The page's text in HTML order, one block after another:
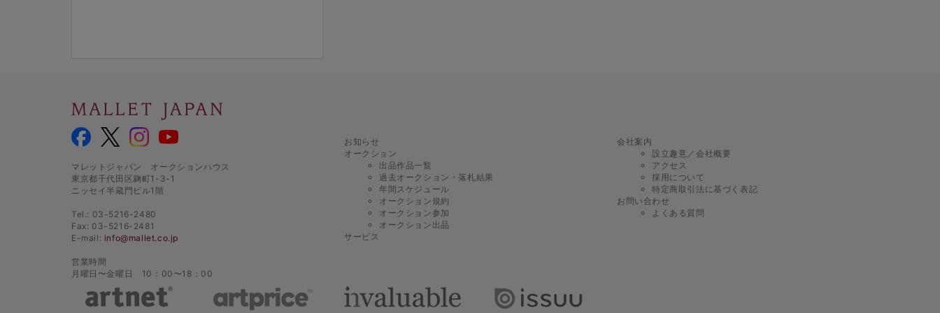
マレットジャパン オークションハウス
東京都千代田区麹町1-3-1
ニッセイ半蔵門ビル1階
Tel.: 03-5216-2480
Fax: 03-5216-2481
E-mail: info@mallet.co.jp
営業時間
月曜日〜金曜日 10：00〜18：00
お知らせ
オークション
出品作品一覧
過去オークション・落札結果
年間スケジュール
オークション規約
オークション参加
オークション出品
サービス
会社案内
設立趣意／会社概要
アクセス
採用について
特定商取引法に基づく表記
お問い合わせ
よくある質問